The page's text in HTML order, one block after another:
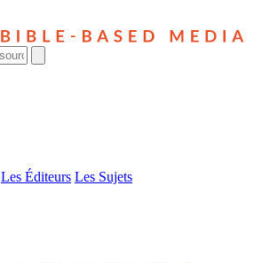
Les Éditeurs Les Sujets